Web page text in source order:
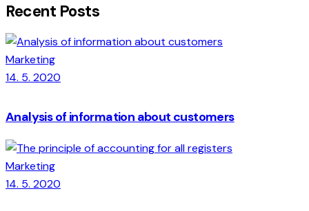
Recent Posts
Marketing
14. 5. 2020
Analysis of information about customers
Marketing
14. 5. 2020